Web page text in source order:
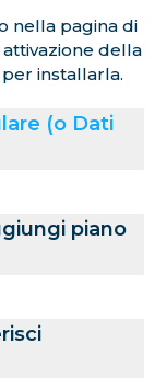
nella pagina di
della
installarla.
(o Dati
piano